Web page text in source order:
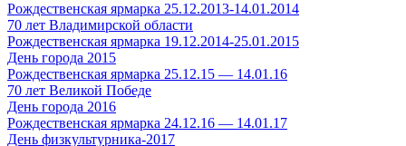
Рождественская ярмарка 25.12.2013-14.01.2014
70 лет Владимирской области
Рождественская ярмарка 19.12.2014-25.01.2015
День города 2015
Рождественская ярмарка 25.12.15 — 14.01.16
70 лет Великой Победе
День города 2016
Рождественская ярмарка 24.12.16 — 14.01.17
День физкультурника-2017